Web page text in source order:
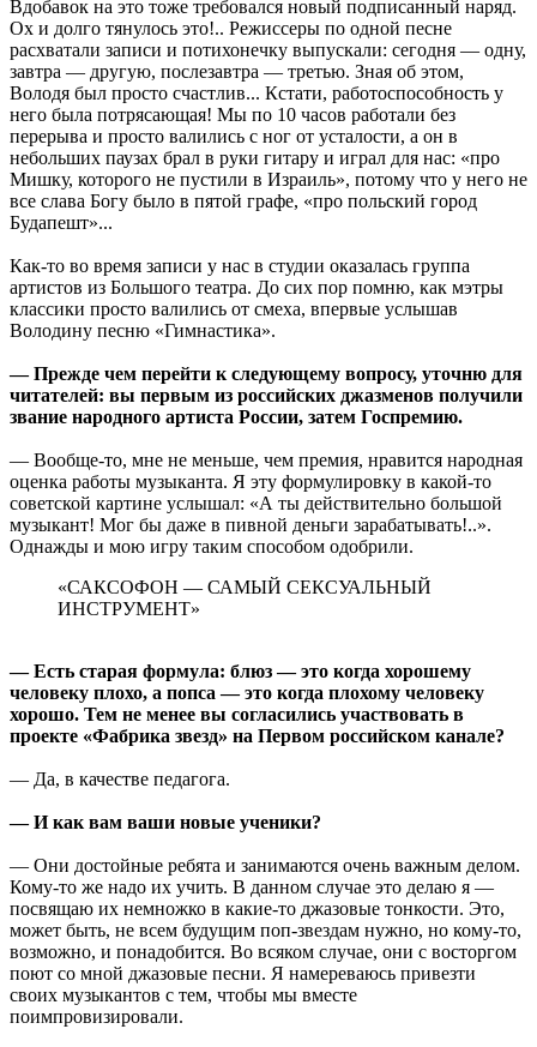
Вдобавок на это тоже требовался новый подписанный наряд.
Ох и долго тянулось это!.. Режиссеры по одной песне
расхватали записи и потихонечку выпускали: сегодня — одну,
завтра — другую, послезавтра — третью. Зная об этом,
Володя был просто счастлив... Кстати, работоспособность у
него была потрясающая! Мы по 10 часов работали без
перерыва и просто валились с ног от усталости, а он в
небольших паузах брал в руки гитару и играл для нас: «про
Мишку, которого не пустили в Израиль», потому что у него не
все слава Богу было в пятой графе, «про польский город
Будапешт»...
Как-то во время записи у нас в студии оказалась группа
артистов из Большого театра. До сих пор помню, как мэтры
классики просто валились от смеха, впервые услышав
Володину песню «Гимнастика».
— Прежде чем перейти к следующему вопросу, уточню для
читателей: вы первым из российских джазменов получили
звание народного артиста России, затем Госпремию.
— Вообще-то, мне не меньше, чем премия, нравится народная
оценка работы музыканта. Я эту формулировку в какой-то
советской картине услышал: «А ты действительно большой
музыкант! Мог бы даже в пивной деньги зарабатывать!..».
Однажды и мою игру таким способом одобрили.
«САКСОФОН — САМЫЙ СЕКСУАЛЬНЫЙ
ИНСТРУМЕНТ»
— Есть старая формула: блюз — это когда хорошему
человеку плохо, а попса — это когда плохому человеку
хорошо. Тем не менее вы согласились участвовать в
проекте «Фабрика звезд» на Первом российском канале?
— Да, в качестве педагога.
— И как вам ваши новые ученики?
— Они достойные ребята и занимаются очень важным делом.
Кому-то же надо их учить. В данном случае это делаю я —
посвящаю их немножко в какие-то джазовые тонкости. Это,
может быть, не всем будущим поп-звездам нужно, но кому-то,
возможно, и понадобится. Во всяком случае, они с восторгом
поют со мной джазовые песни. Я намереваюсь привезти
своих музыкантов с тем, чтобы мы вместе
поимпровизировали.